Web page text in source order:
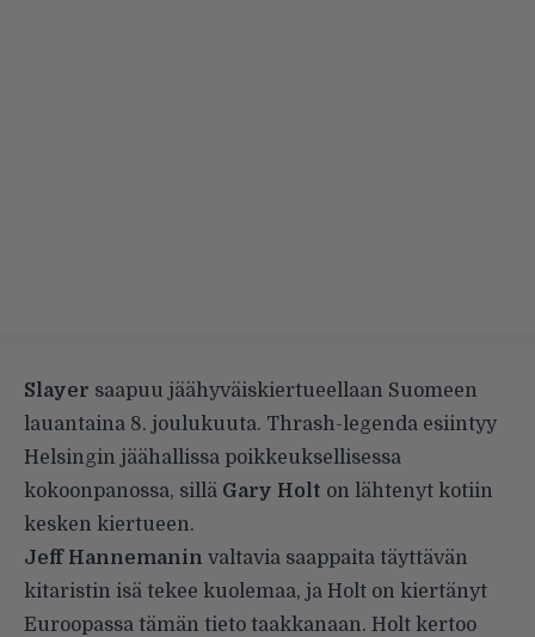
Slayer saapuu jäähyväiskiertueellaan Suomeen
lauantaina 8. joulukuuta. Thrash-legenda esiintyy
Helsingin jäähallissa poikkeuksellisessa
kokoonpanossa, sillä Gary Holt on lähtenyt kotiin
kesken kiertueen.
Jeff Hannemanin valtavia saappaita täyttävän
kitaristin isä tekee kuolemaa, ja Holt on kiertänyt
Euroopassa tämän tieto taakkanaan. Holt kertoo